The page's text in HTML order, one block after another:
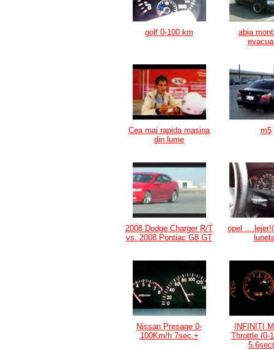
golf 0-100 km
abia
Cea mai rapida masina
din lume
m5
2008 Dodge Charger R/T
vs. 2008 Pontiac G8 GT
opel
Nissan Presage 0-
100Km/h 7sec.+
INFINITI
Throttle (0-